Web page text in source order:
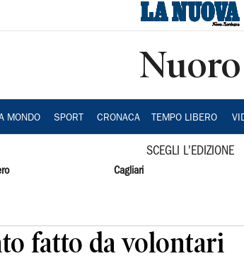
Nuoro
MONDO SPORT CRONACA TEMPO LIBERO
SCEGLI L'EDIZIONE
Cagliari
fatto da volontari